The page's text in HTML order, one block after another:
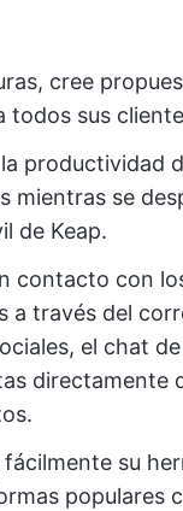
cree
todos sus
productividad
mientras se
de Keap.
contacto con
a través del
el chat
directamente
su
populares